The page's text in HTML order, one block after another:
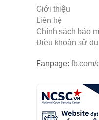
Giới thiệu
Liên hệ
Chính sách bảo
Điều khoản sử
Fanpage: fb.com/